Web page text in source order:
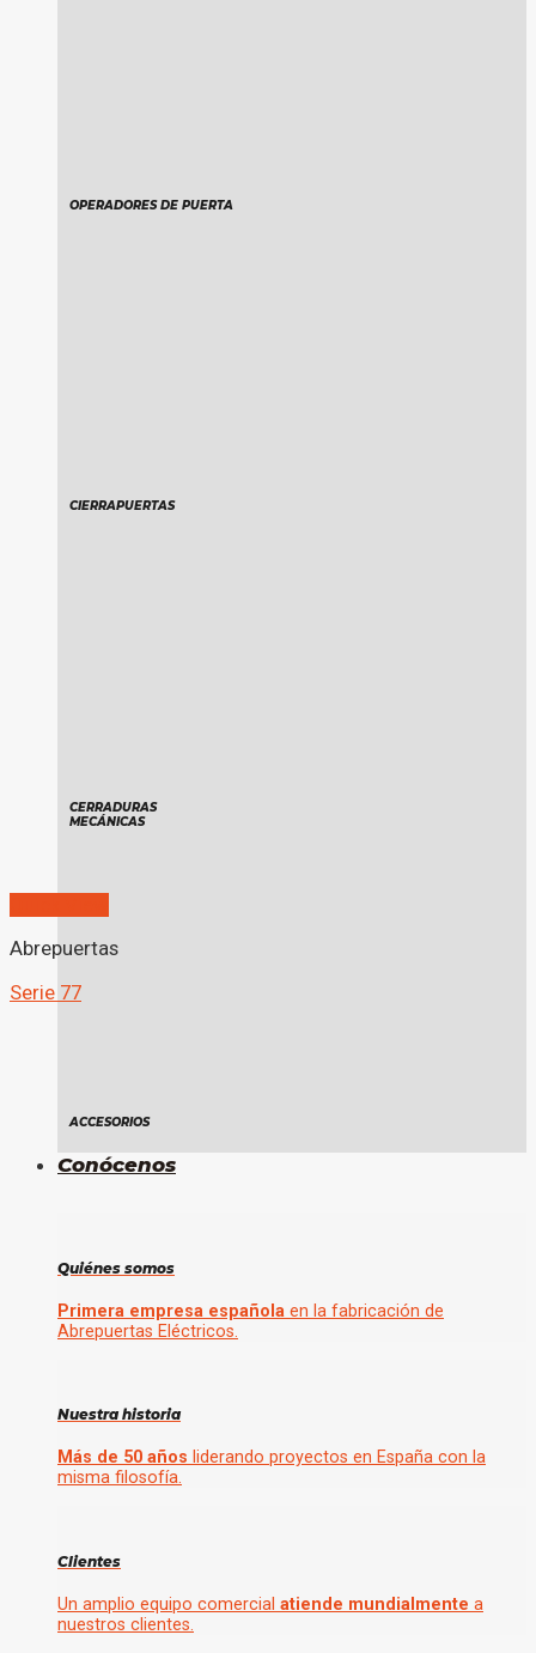
OPERADORES DE PUERTA
CIERRAPUERTAS
CERRADURAS
MECÁNICAS
ACCESORIOS
Conócenos
Quiénes somos
Primera empresa española en la fabricación de
Abrepuertas Eléctricos.
Nuestra historia
Más de 50 años liderando proyectos en España con la
misma filosofía.
Clientes
Un amplio equipo comercial atiende mundialmente a
nuestros clientes.
Abrepuertas
Serie 77